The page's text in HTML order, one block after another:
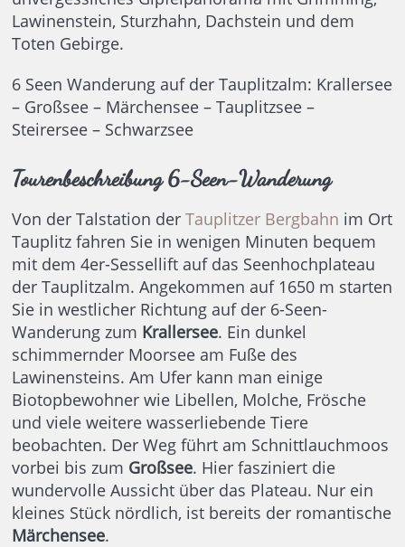
Lawinenstein, Sturzhahn, Dachstein und dem
Toten Gebirge.
6 Seen Wanderung auf der Tauplitzalm: Krallersee
– Großsee – Märchensee – Tauplitzsee –
Steirersee – Schwarzsee
Tourenbeschreibung 6-Seen-Wanderung
Von der Talstation der Tauplitzer Bergbahn im Ort
Tauplitz fahren Sie in wenigen Minuten bequem
mit dem 4er-Sessellift auf das Seenhochplateau
der Tauplitzalm. Angekommen auf 1650 m starten
Sie in westlicher Richtung auf der 6-Seen-
Wanderung zum Krallersee. Ein dunkel
schimmernder Moorsee am Fuße des
Lawinensteins. Am Ufer kann man einige
Biotopbewohner wie Libellen, Molche, Frösche
und viele weitere wasserliebende Tiere
beobachten. Der Weg führt am Schnittlauchmoos
vorbei bis zum Großsee. Hier fasziniert die
wundervolle Aussicht über das Plateau. Nur ein
kleines Stück nördlich, ist bereits der romantische
Märchensee.